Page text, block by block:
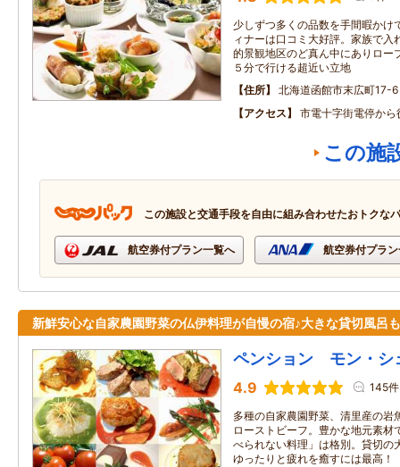
少しずつ多くの品数を手間暇かけ
ィナーは口コミ大好評。家族で入
的景観地区のど真ん中にありロー
５分で行ける超近い立地
住所
北海道函館市末広町17-6
アクセス
市電十字街電停から
この施
この施設と交通手段を自由に組み合わせたおトクな
航空券付プラン一覧へ 航空券付プラ
新鮮安心な自家農園野菜の仏伊料理が自慢の宿♪大きな貸切風呂
ペンション モン・シ
4.9 145件
多種の自家農園野菜、清里産の岩
ローストビーフ。豊かな地元素材
べられない料理」は格別。貸切の
ゆったりと疲れを癒すには最高！